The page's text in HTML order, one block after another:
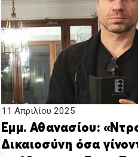
11 Απριλίου 2025
Εμμ. Αθανασίου:
Δικαιοσύνη όσα